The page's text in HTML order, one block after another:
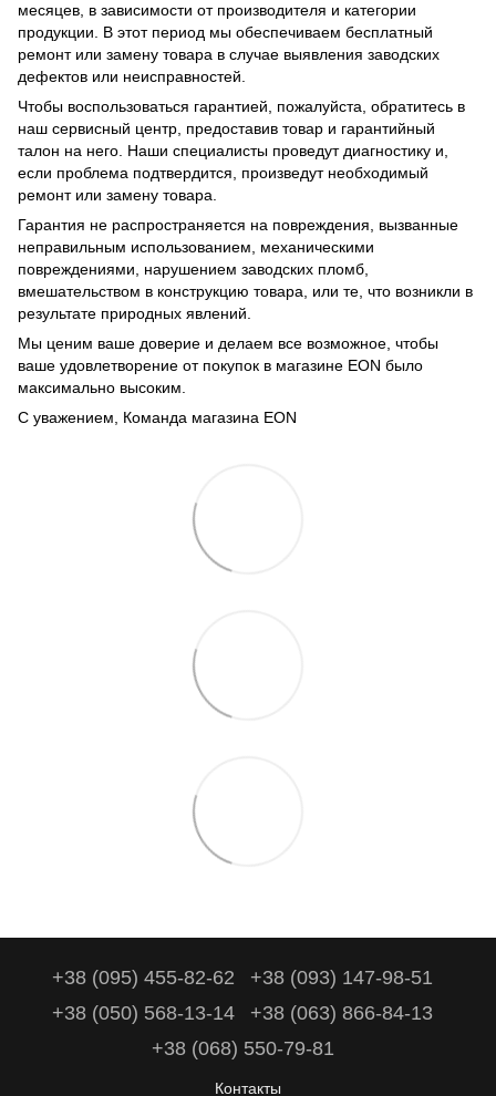
месяцев, в зависимости от производителя и категории
продукции. В этот период мы обеспечиваем бесплатный
ремонт или замену товара в случае выявления заводских
дефектов или неисправностей.
Чтобы воспользоваться гарантией, пожалуйста, обратитесь в
наш сервисный центр, предоставив товар и гарантийный
талон на него. Наши специалисты проведут диагностику и,
если проблема подтвердится, произведут необходимый
ремонт или замену товара.
Гарантия не распространяется на повреждения, вызванные
неправильным использованием, механическими
повреждениями, нарушением заводских пломб,
вмешательством в конструкцию товара, или те, что возникли в
результате природных явлений.
Мы ценим ваше доверие и делаем все возможное, чтобы
ваше удовлетворение от покупок в магазине EON было
максимально высоким.
С уважением, Команда магазина EON
+38 (095) 455-82-62
+38 (093) 147-98-51
+38 (050) 568-13-14
+38 (063) 866-84-13
+38 (068) 550-79-81
Контакты